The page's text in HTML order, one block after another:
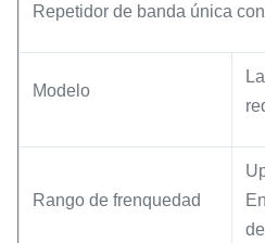
Repetidor de banda única
Modelo
Rango de frenquedad